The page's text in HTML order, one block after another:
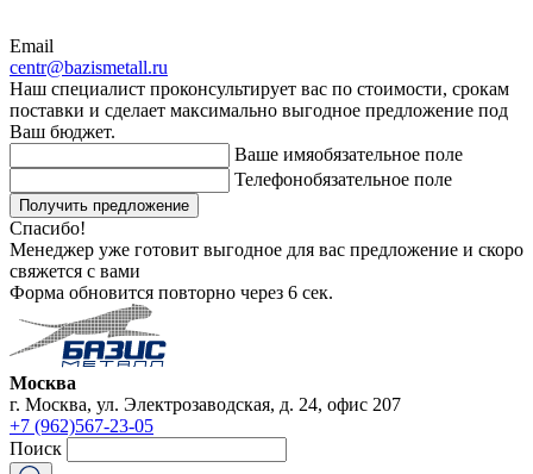
Email
centr@bazismetall.ru
Наш специалист проконсультирует вас по стоимости, срокам
поставки и сделает максимально выгодное предложение под
Ваш бюджет.
Ваше имяобязательное поле
Телефонобязательное поле
Получить предложение
Спасибо!
Менеджер уже готовит выгодное для вас предложение и скоро
свяжется с вами
Форма обновится повторно через 6 сек.
Москва
г. Москва, ул. Электрозаводская, д. 24, офис 207
+7 (962)567-23-05
Поиск